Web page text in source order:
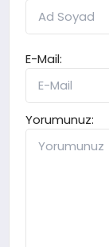
E-Mail:
Yorumunuz: